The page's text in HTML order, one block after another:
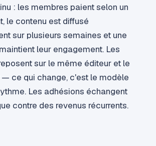
: les membres paient selon un
le contenu est diffusé
sur plusieurs semaines et une
leur engagement. Les
sur le même éditeur et le
ce qui change, c'est le modèle
Les adhésions échangent
contre des revenus récurrents.